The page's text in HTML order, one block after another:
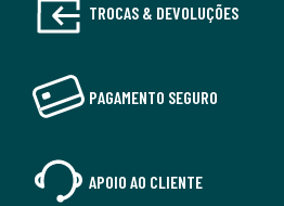
TROCAS & DEVOLUÇÕES
PAGAMENTO SEGURO
APOIO AO CLIENTE